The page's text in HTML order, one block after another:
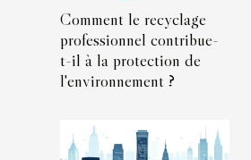
Comment le recyclage
professionnel contribue-
t-il à la protection de
l'environnement ?